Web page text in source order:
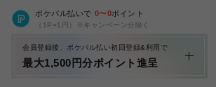
ポケパル払いで 0〜0ポイント
（1P=1円）※キャンペーン分除く
会員登録後、ポケパル払い初回登録&利用で
最大1,500円分ポイント進呈